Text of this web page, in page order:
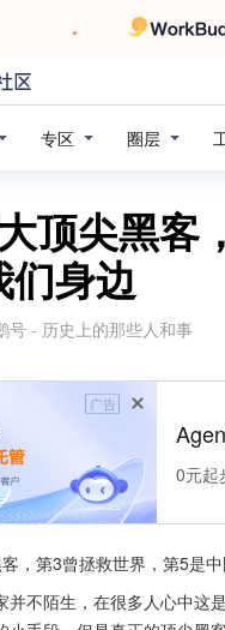
专区 圈层
顶尖黑客
们身边
号 - 历史上的那些人和事
广告
0元起
，第3曾拯救世界，第5是
并不陌生，在很多人心中这